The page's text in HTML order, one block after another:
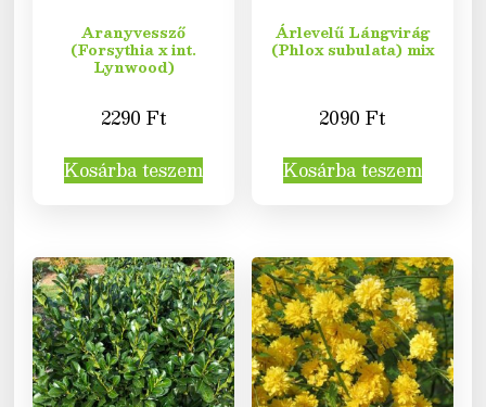
Aranyvessző
(Forsythia x int.
Lynwood)
2290Ft
Kosárba teszem
Árlevelű Lángvirág
(Phlox subulata) mix
2090Ft
Kosárba teszem